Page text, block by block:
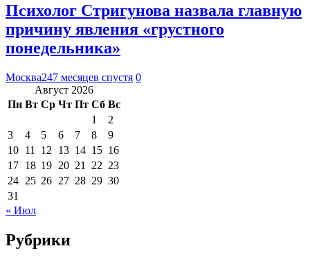
Психолог Стригунова назвала главную
причину явления «грустного
понедельника»
Москва247 месяцев спустя 0
Август 2026
Пн Вт Ср Чт Пт Сб Вс
1
2
3
4 5 6 7 8
9
10 11 12 13 14 15 16
17 18 19 20 21 22 23
24 25 26 27 28 29 30
31
« Июл
Рубрики